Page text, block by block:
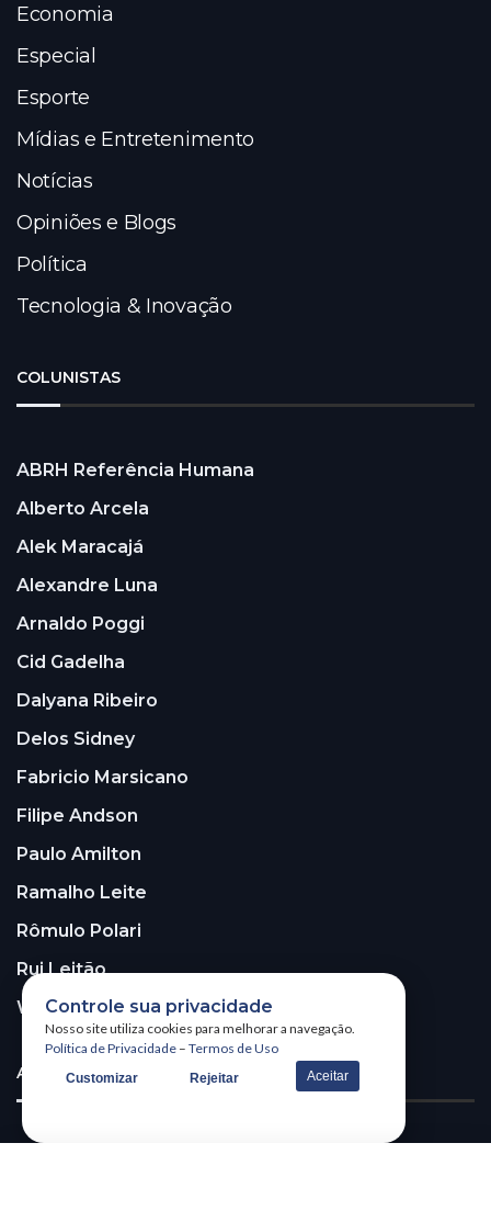
Economia
Especial
Esporte
Mídias e Entretenimento
Notícias
Opiniões e Blogs
Política
Tecnologia & Inovação
COLUNISTAS
ABRH Referência Humana
Alberto Arcela
Alek Maracajá
Alexandre Luna
Arnaldo Poggi
Cid Gadelha
Dalyana Ribeiro
Delos Sidney
Fabricio Marsicano
Filipe Andson
Paulo Amilton
Ramalho Leite
Rômulo Polari
Rui Leitão
Walter Santos
ASSINE A NOSSA NEWSLETTER!
Controle sua privacidade
Nosso site utiliza cookies para melhorar a navegação.
Política de Privacidade – Termos de Uso
Customizar Rejeitar Aceitar